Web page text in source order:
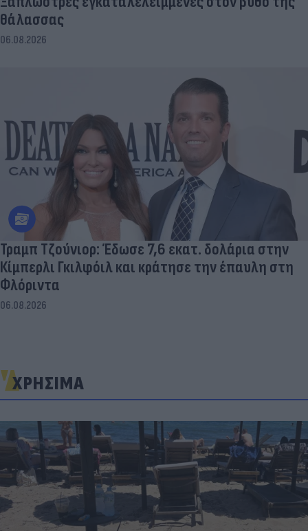
θάλασσας
06.08.2026
Τραμπ Τζούνιορ: Έδωσε 7,6 εκατ. δολάρια στην
Κίμπερλι Γκιλφόιλ και κράτησε την έπαυλη στη
Φλόριντα
06.08.2026
ΧΡΗΣΙΜΑ